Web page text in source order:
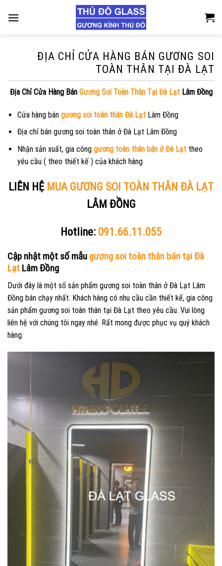
ĐỊA CHỈ CỬA HÀNG BÁN GƯƠNG SOI
TOÀN THÂN TẠI ĐÀ LẠT
Địa Chỉ Cửa Hàng Bán Gương Soi Toàn Thân Tại Đà LạtLâm Đồng
Cửa hàng bán gương soi toàn thân Đà Lạt Lâm Đồng
Địa chỉ bán gương soi toàn thân ở Đà Lạt Lâm Đồng
Nhận sản xuất, gia công gương toàn thân bán ở Đà Lạt theo
yêu cầu ( theo thiết kế ) của khách hàng
LIÊN HỆ MUA GƯƠNG SOI TOÀN THÂN ĐÀ LẠT
LÂM ĐỒNG
Hotline: 091.66.11.055
Cập nhật một số mẫu gương soi toàn thân bán tại Đà
Lạt Lâm Đồng
Dưới đây là một số sản phẩm gương soi toàn thân ở Đà Lạt Lâm
Đồng bán chạy nhất. Khách hàng có nhu cầu cần thiết kế, gia công
sản phẩm gương soi toàn thân tại Đà Lạt theo yêu cầu. Vui lòng
liên hệ với chúng tôi ngay nhé. Rất mong được phục vụ quý khách
hàng.